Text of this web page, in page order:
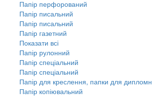
Папір перфорований
Папір писальний
Папір писальний
Папір газетний
Показати всі
Папір рулонний
Папір спеціальний
Папір спеціальний
Папір для креслення, папки для
Папір копіювальний